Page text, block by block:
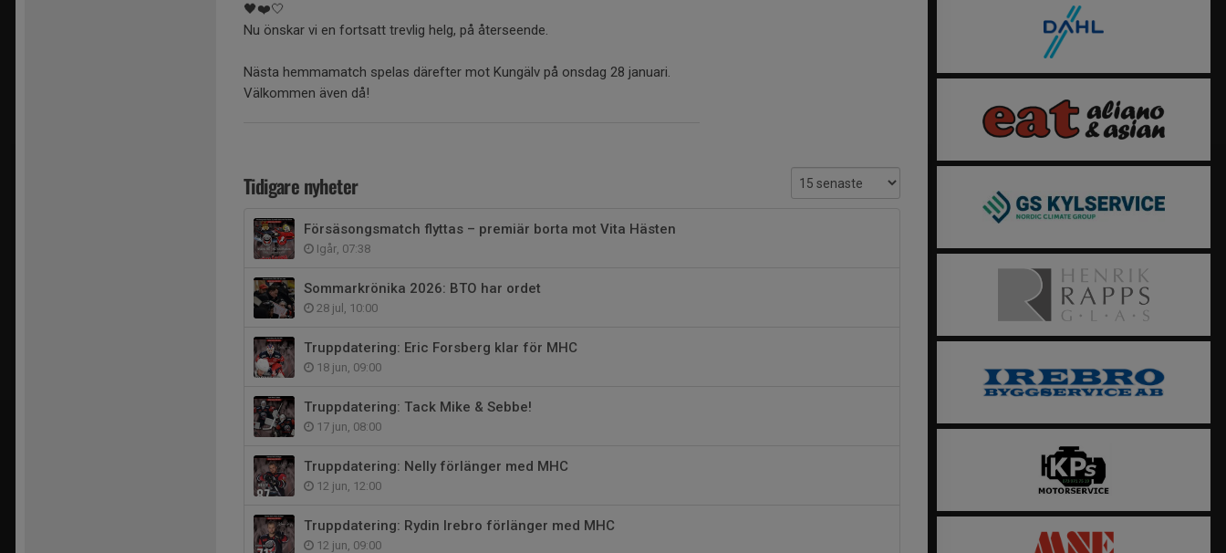
🖤❤️🤍
Nu önskar vi en fortsatt trevlig helg, på återseende.
Nästa hemmamatch spelas därefter mot Kungälv på onsdag 28 januari.
Välkommen även då!
Tidigare nyheter
Försäsongsmatch flyttas – premiär borta mot Vita Hästen
Igår, 07:38
Sommarkrönika 2026: BTO har ordet
28 jul, 10:00
Truppdatering: Eric Forsberg klar för MHC
18 jun, 09:00
Truppdatering: Tack Mike & Sebbe!
17 jun, 08:00
Truppdatering: Nelly förlänger med MHC
12 jun, 12:00
Truppdatering: Rydin Irebro förlänger med MHC
12 jun, 09:00